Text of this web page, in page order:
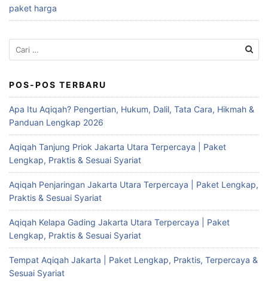
paket harga
Cari
untuk:
POS-POS TERBARU
Apa Itu Aqiqah? Pengertian, Hukum, Dalil, Tata Cara, Hikmah &
Panduan Lengkap 2026
Aqiqah Tanjung Priok Jakarta Utara Terpercaya | Paket
Lengkap, Praktis & Sesuai Syariat
Aqiqah Penjaringan Jakarta Utara Terpercaya | Paket Lengkap,
Praktis & Sesuai Syariat
Aqiqah Kelapa Gading Jakarta Utara Terpercaya | Paket
Lengkap, Praktis & Sesuai Syariat
Tempat Aqiqah Jakarta | Paket Lengkap, Praktis, Terpercaya &
Sesuai Syariat